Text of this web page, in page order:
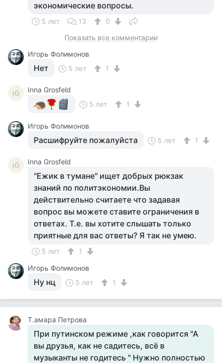
экономические вопросы.
5 лет 13
0
Показать все комментарии
Игорь Фолимонов
Нет 5 лет 1
IG
Inna Grosfeld
5 лет
1
Игорь Фолимонов
Расшифруйте пожалуйста 5 лет 1
IG Inna Grosfeld
"Ежик в тумане" ищет добрых рюкзак
знаний по политэкономии.Вы
действительно считаете что задавая
вопрос вы можете ставите ограничения в
ответах. Т.е. вы хотите слышать только
приятные для вас ответы? Я так не умею.
5 лет
1
Игорь Фолимонов
Ну нц 5 лет 1
Т.амара Петрова
При путинском режиме ,как говорится "А
вы друзья, как не садитесь, всё в
музыканты не годитесь " Нужно полностью